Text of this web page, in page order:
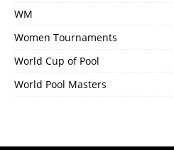
WM
Women Tournaments
World Cup of Pool
World Pool Masters